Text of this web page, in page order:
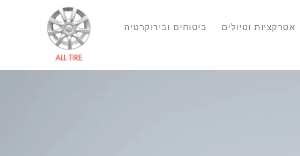
אטרקציות וטיולים
ביטוחים ובירוקרטיה